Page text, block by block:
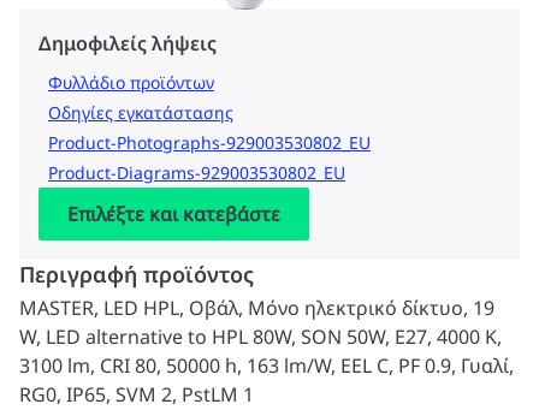
Δημοφιλείς λήψεις
Φυλλάδιο προϊόντων
Οδηγίες εγκατάστασης
Product-Photographs-929003530802_EU
Product-Diagrams-929003530802_EU
Επιλέξτε και κατεβάστε
Περιγραφή προϊόντος
MASTER, LED HPL, Οβάλ, Μόνο ηλεκτρικό δίκτυο, 19
W, LED alternative to HPL 80W, SON 50W, E27, 4000 K,
3100 lm, CRI 80, 50000 h, 163 lm/W, EEL C, PF 0.9, Γυαλί,
RG0, IP65, SVM 2, PstLM 1